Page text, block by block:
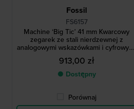
Fossil
FS6157
Machine ‘Big Ticʼ 41 mm Kwarcowy
zegarek ze stali nierdzewnej z
analogowymi wskazówkami i cyfrowymi
sekundami
913,00 zł
● Dostępny
Porównaj